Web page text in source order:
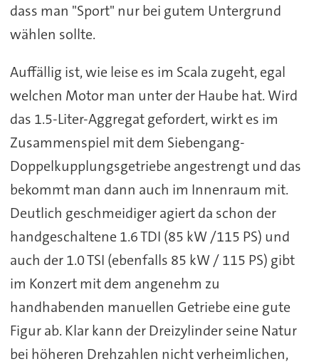
dass man "Sport" nur bei gutem Untergrund
wählen sollte.
Auffällig ist, wie leise es im Scala zugeht, egal
welchen Motor man unter der Haube hat. Wird
das 1.5-Liter-Aggregat gefordert, wirkt es im
Zusammenspiel mit dem Siebengang-
Doppelkupplungsgetriebe angestrengt und das
bekommt man dann auch im Innenraum mit.
Deutlich geschmeidiger agiert da schon der
handgeschaltene 1.6 TDI (85 kW /115 PS) und
auch der 1.0 TSI (ebenfalls 85 kW / 115 PS) gibt
im Konzert mit dem angenehm zu
handhabenden manuellen Getriebe eine gute
Figur ab. Klar kann der Dreizylinder seine Natur
bei höheren Drehzahlen nicht verheimlichen,